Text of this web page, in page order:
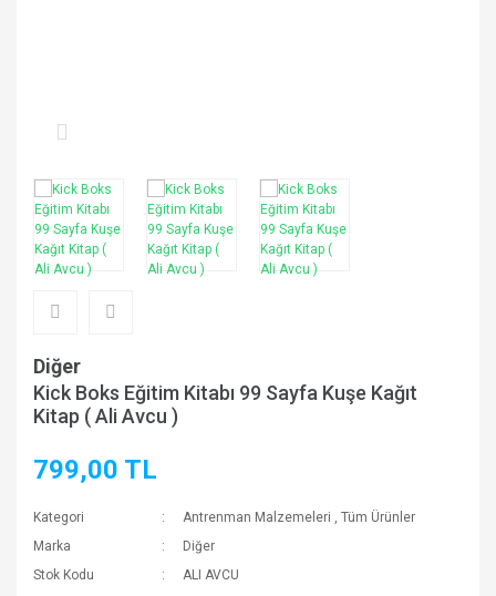
Diğer
Kick Boks Eğitim Kitabı 99 Sayfa Kuşe Kağıt
Kitap ( Ali Avcu )
799,00 TL
Kategori Antrenman Malzemeleri ,Tüm Ürünler
Marka
Diğer
Stok Kodu
ALI AVCU